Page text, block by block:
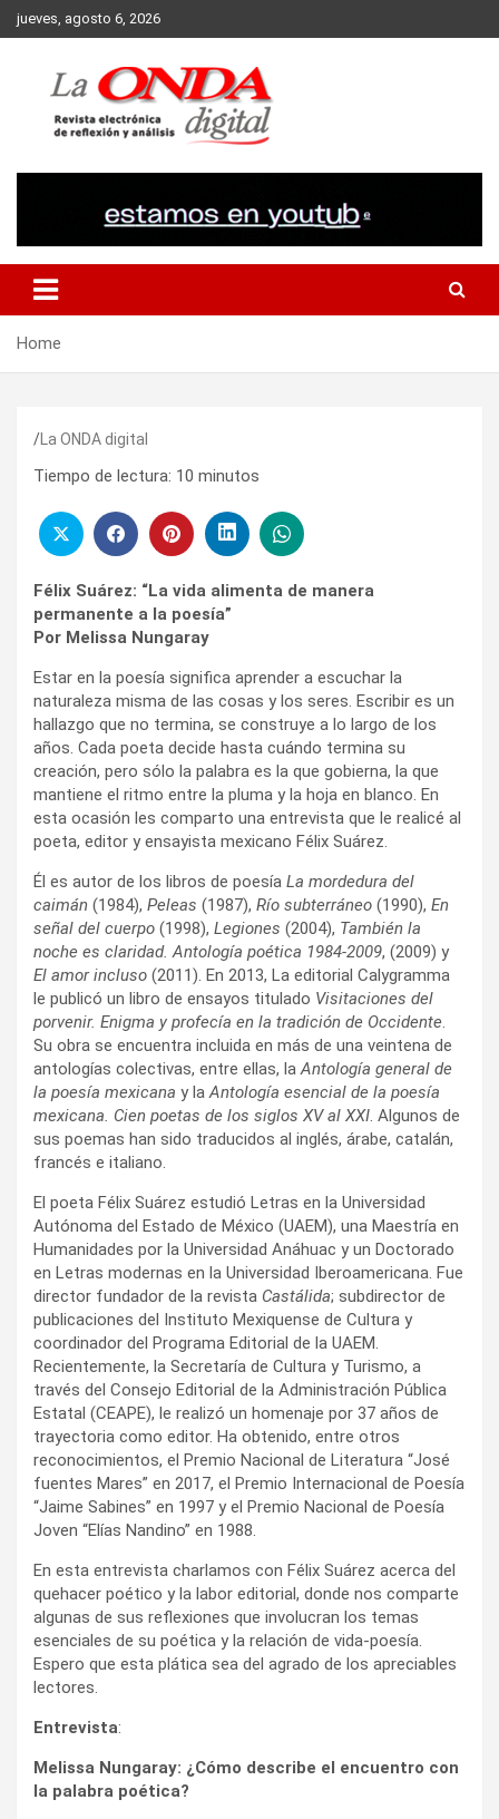
Skip
to
jueves, agosto 6, 2026
Home
La ONDA digital
Tiempo de lectura: 10 minutos
Félix Suárez: “La vida alimenta de manera
permanente a la poesía”
Por Melissa Nungaray
Estar en la poesía significa aprender a escuchar la
naturaleza misma de las cosas y los seres. Escribir es un
hallazgo que no termina, se construye a lo largo de los
años. Cada poeta decide hasta cuándo termina su
creación, pero sólo la palabra es la que gobierna, la que
mantiene el ritmo entre la pluma y la hoja en blanco. En
esta ocasión les comparto una entrevista que le realicé al
poeta, editor y ensayista mexicano Félix Suárez.
Él es autor de los libros de poesía La mordedura del
caimán (1984), Peleas (1987), Río subterráneo (1990), En
señal del cuerpo (1998), Legiones (2004), También la
noche es claridad. Antología poética 1984-2009, (2009) y
El amor incluso (2011). En 2013, La editorial Calygramma
le publicó un libro de ensayos titulado Visitaciones del
porvenir. Enigma y profecía en la tradición de Occidente.
Su obra se encuentra incluida en más de una veintena de
antologías colectivas, entre ellas, laAntología general de
la poesía mexicana y laAntología esencial de la poesía
mexicana. Cien poetas de los siglos XV al XXI. Algunos de
sus poemas han sido traducidos al inglés, árabe, catalán,
francés e italiano.
El poeta Félix Suárez estudió Letras en la Universidad
Autónoma del Estado de México (UAEM), una Maestría en
Humanidades por la Universidad Anáhuac y un Doctorado
en Letras modernas en la Universidad Iberoamericana. Fue
director fundador de la revista Castálida; subdirector de
publicaciones del Instituto Mexiquense de Cultura y
coordinador del Programa Editorial de la UAEM.
Recientemente, la Secretaría de Cultura y Turismo, a
través del Consejo Editorial de la Administración Pública
Estatal (CEAPE), le realizó un homenaje por 37 años de
trayectoria como editor. Ha obtenido, entre otros
reconocimientos, el Premio Nacional de Literatura “José
fuentes Mares” en 2017, el Premio Internacional de Poesía
“Jaime Sabines” en 1997 y el Premio Nacional de Poesía
Joven “Elías Nandino” en 1988.
En esta entrevista charlamos con Félix Suárez acerca del
quehacer poético y la labor editorial, donde nos comparte
algunas de sus reflexiones que involucran los temas
esenciales de su poética y la relación de vida-poesía.
Espero que esta plática sea del agrado de los apreciables
lectores.
Entrevista:
Melissa Nungaray: ¿Cómo describe el encuentro con
la palabra poética?